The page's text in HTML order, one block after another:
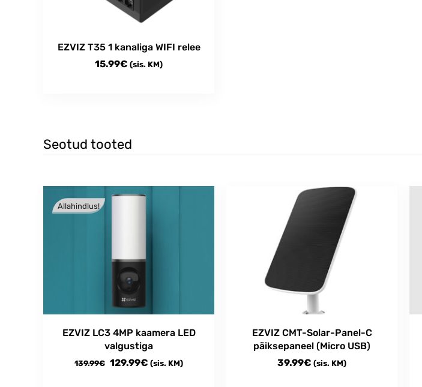
EZVIZ T35 1 kanaliga WIFI relee
15.99€ (sis. KM)
Seotud tooted
Allahindlus!
EZVIZ LC3 4MP kaamera LED
valgustiga
139.99€ Algne
129.99€ Current
(sis. KM)
EZVIZ CMT-Solar-Panel-C
päiksepaneel (Micro USB)
39.99€ (sis. KM)